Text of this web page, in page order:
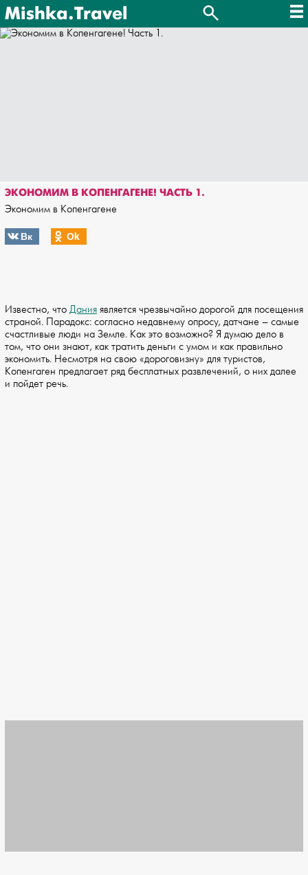
Mishka.Travel
ЭКОНОМИМ В КОПЕНГАГЕНЕ! ЧАСТЬ 1.
Экономим в Копенгагене
Вк Оk
Известно, что Дания является чрезвычайно дорогой для посещения
страной. Парадокс: согласно недавнему опросу, датчане – самые
счастливые люди на Земле. Как это возможно? Я думаю дело в
том, что они знают, как тратить деньги с умом и как правильно
экономить. Несмотря на свою «дороговизну» для туристов,
Копенгаген предлагает ряд бесплатных развлечений, о них далее
и пойдет речь.